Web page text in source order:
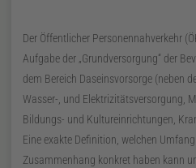
Der Öffentlicher Personennahverkehr (
Aufgabe der Grundversorgung der
dem Bereich Daseinsvorsorge (neben
Wasser-, und Elektrizitätsversorgung,
Bildungs- und Kultureinrichtungen,
Eine exakte Definition, welchen
Zusammenhang konkret haben kann